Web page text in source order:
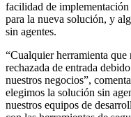
facilidad de implementación
para la nueva solución, y
sin agentes.
“Cualquier herramienta que
rechazada de entrada
nuestros negocios”,
elegimos la solución sin
nuestros equipos de